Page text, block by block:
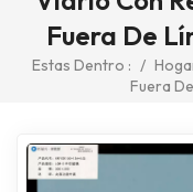
Fuera De
Estas Dentro : /
Fuera